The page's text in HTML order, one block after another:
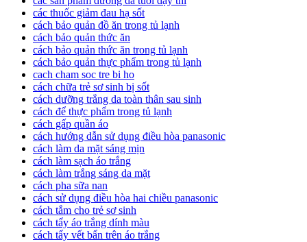
các thuốc giảm đau hạ sốt
cách bảo quản đồ ăn trong tủ lạnh
cách bảo quản thức ăn
cách bảo quản thức ăn trong tủ lạnh
cách bảo quản thực phẩm trong tủ lạnh
cach cham soc tre bi ho
cách chữa trẻ sơ sinh bị sốt
cách dưỡng trắng da toàn thân sau sinh
cách để thực phẩm trong tủ lạnh
cách gấp quần áo
cách hướng dẫn sử dụng điều hòa panasonic
cách làm da mặt sáng mịn
cách làm sạch áo trắng
cách làm trắng sáng da mặt
cách pha sữa nan
cách sử dụng điều hòa hai chiều panasonic
cách tắm cho trẻ sơ sinh
cách tẩy áo trắng dính màu
cách tẩy vết bẩn trên áo trắng